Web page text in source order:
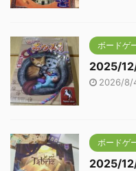
ボードゲ
2025/
2026/8/
ボードゲ
2025/